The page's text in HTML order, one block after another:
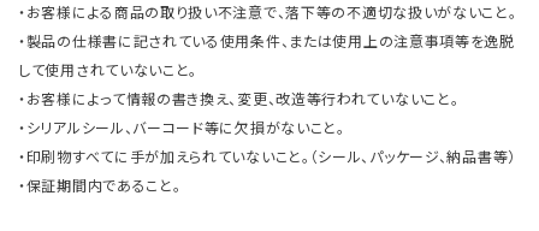
・お客様による商品の取り扱い不注意で、落下等の不適切な扱いがないこと。
・製品の仕様書に記されている使用条件、または使用上の注意事項等を逸脱
して使用されていないこと。
・お客様によって情報の書き換え、変更、改造等行われていないこと。
・シリアルシール、バーコード等に欠損がないこと。
・印刷物すべてに手が加えられていないこと。（シール、パッケージ、納品書等）
・保証期間内であること。